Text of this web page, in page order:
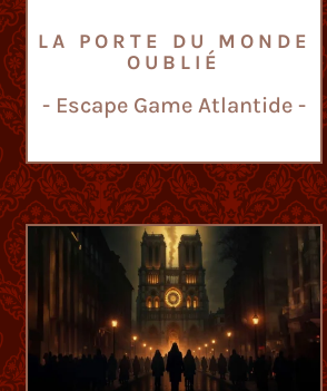
LA PORTE DU MONDE
OUBLIÉ
- Escape Game Atlantide -